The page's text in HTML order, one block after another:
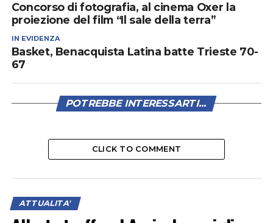
Concorso di fotografia, al cinema Oxer la
proiezione del film “Il sale della terra”
IN EVIDENZA
Basket, Benacquista Latina batte Trieste 70-
67
POTREBBE INTERESSARTI...
CLICK TO COMMENT
ATTUALITA'